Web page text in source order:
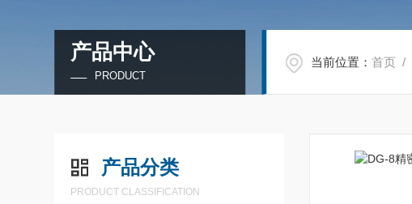
产品中心
PRODUCT
当前位置：首页 /
产品分类
PRODUCT CLASSIFICATION